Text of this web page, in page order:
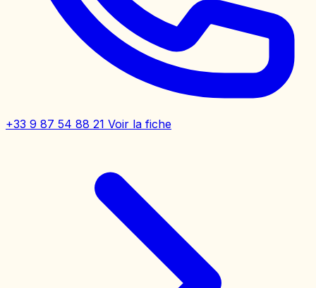
+33 9 87 54 88 21 Voir la fiche